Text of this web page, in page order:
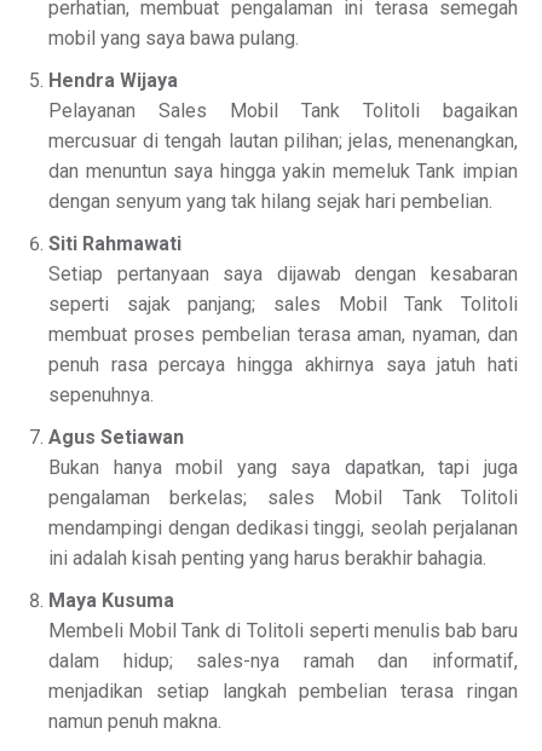
perhatian, membuat pengalaman ini terasa semegah
mobil yang saya bawa pulang.
Hendra Wijaya
Pelayanan Sales Mobil Tank Tolitoli bagaikan
mercusuar di tengah lautan pilihan; jelas, menenangkan,
dan menuntun saya hingga yakin memeluk Tank impian
dengan senyum yang tak hilang sejak hari pembelian.
Siti Rahmawati
Setiap pertanyaan saya dijawab dengan kesabaran
seperti sajak panjang; sales Mobil Tank Tolitoli
membuat proses pembelian terasa aman, nyaman, dan
penuh rasa percaya hingga akhirnya saya jatuh hati
sepenuhnya.
Agus Setiawan
Bukan hanya mobil yang saya dapatkan, tapi juga
pengalaman berkelas; sales Mobil Tank Tolitoli
mendampingi dengan dedikasi tinggi, seolah perjalanan
ini adalah kisah penting yang harus berakhir bahagia.
Maya Kusuma
Membeli Mobil Tank di Tolitoli seperti menulis bab baru
dalam hidup; sales-nya ramah dan informatif,
menjadikan setiap langkah pembelian terasa ringan
namun penuh makna.